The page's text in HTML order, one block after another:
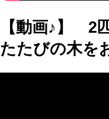
【動画♪】 2
たたびの木を